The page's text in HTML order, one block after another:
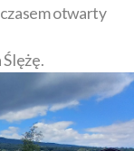
otwarty